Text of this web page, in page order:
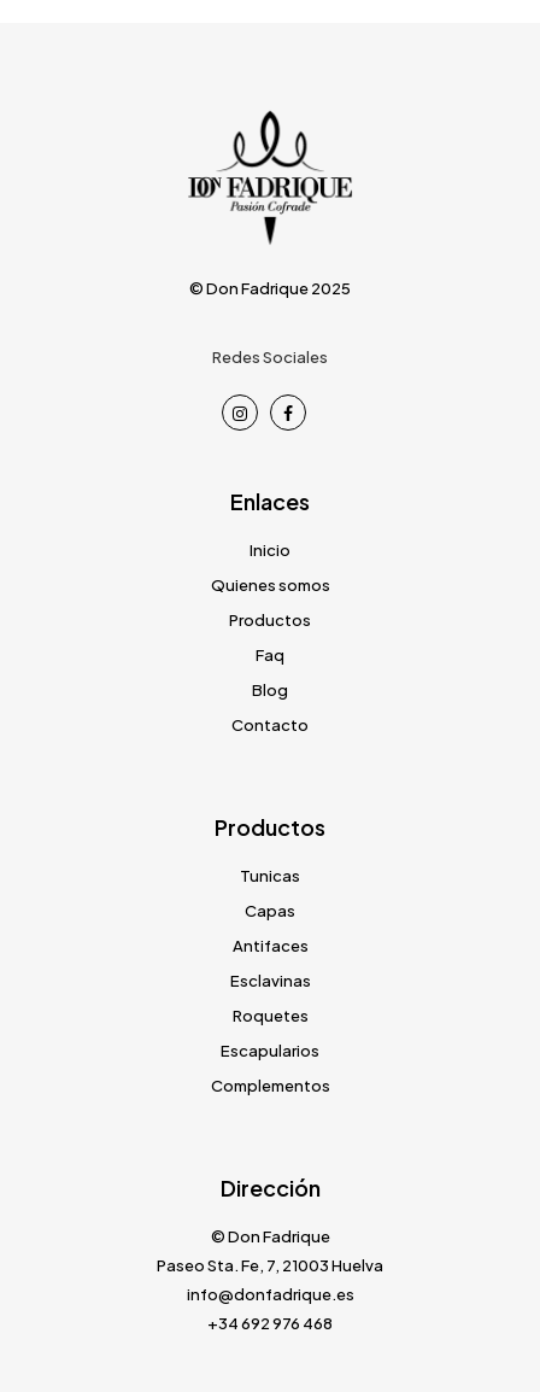
© Don Fadrique 2025
Redes Sociales
Enlaces
Inicio
Quienes somos
Productos
Faq
Blog
Contacto
Productos
Tunicas
Capas
Antifaces
Esclavinas
Roquetes
Escapularios
Complementos
Dirección
© Don Fadrique
Paseo Sta. Fe, 7, 21003 Huelva
info@donfadrique.es
+34 692 976 468